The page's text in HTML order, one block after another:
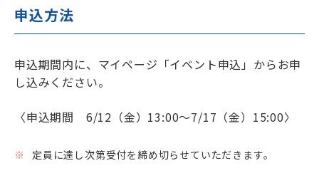
申込方法
申込期間内に、マイページ「イベント申込」からお申
し込みください。
〈申込期間 6/12（金）13:00～7/17（金）15:00〉
定員に達し次第受付を締め切らせていただきます。